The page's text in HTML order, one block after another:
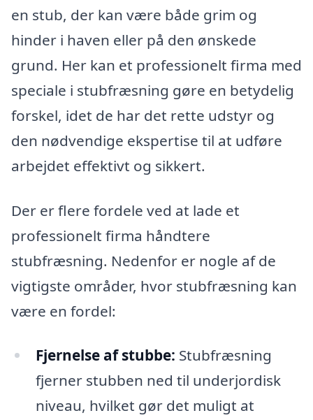
en stub, der kan være både grim og
hinder i haven eller på den ønskede
grund. Her kan et professionelt firma med
speciale i stubfræsning gøre en betydelig
forskel, idet de har det rette udstyr og
den nødvendige ekspertise til at udføre
arbejdet effektivt og sikkert.
Der er flere fordele ved at lade et
professionelt firma håndtere
stubfræsning. Nedenfor er nogle af de
vigtigste områder, hvor stubfræsning kan
være en fordel:
Fjernelse af stubbe: Stubfræsning
fjerner stubben ned til underjordisk
niveau, hvilket gør det muligt at